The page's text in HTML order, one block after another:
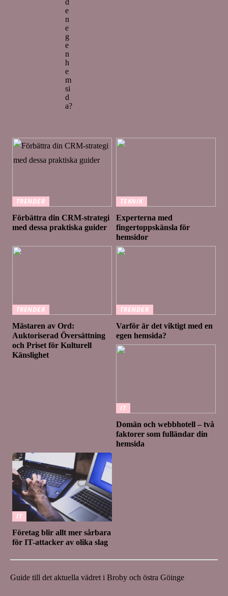
e
n
e
g
e
n
h
e
m
si
d
a?
TRENDER
Förbättra din CRM-strategi
med dessa praktiska guider
TEKNIK
Experterna med
fingertoppskänsla för
hemsidor
TRENDER
Mästaren av Ord:
Auktoriserad Översättning
och Priset för Kulturell
Känslighet
TRENDER
Varför är det viktigt med en
egen hemsida?
IT
Domän och webbhotell – två
faktorer som fulländar din
hemsida
IT
Företag blir allt mer sårbara
för IT-attacker av olika slag
Guide till det aktuella vädret i Broby och östra Göinge